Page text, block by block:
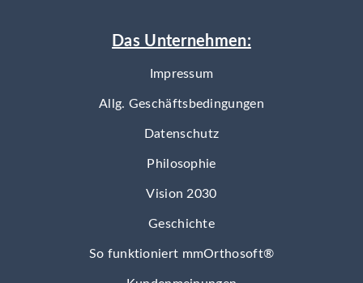
Das Unternehmen:
Impressum
Allg. Geschäftsbedingungen
Datenschutz
Philosophie
Vision 2030
Geschichte
So funktioniert mmOrthosoft®